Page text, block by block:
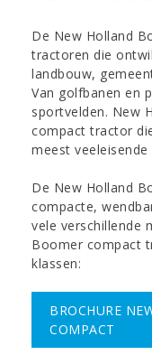
De New Holland
tractoren die
landbouw,
Van golfbanen en
sportvelden. New
compact tractor
meest veeleisende
De New Holland
compacte,
vele verschillende
Boomer compact
klassen:
BROCHURE
COMPACT